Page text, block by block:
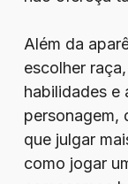
Além da
escolher
habilidades e
personagem,
que julgar
como jogar